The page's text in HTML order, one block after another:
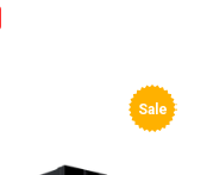
Sale